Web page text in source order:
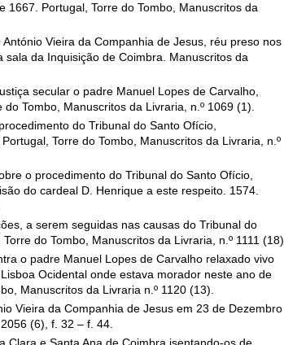
Portugal, Torre do Tombo, Manuscritos da
Vieira da Companhia de Jesus, réu preso nos
da Inquisição de Coimbra. Manuscritos da
secular o padre Manuel Lopes de Carvalho,
Tombo, Manuscritos da Livraria, n.º 1069 (1).
do Tribunal do Santo Ofício,
Torre do Tombo, Manuscritos da Livraria, n.º
o procedimento do Tribunal do Santo Ofício,
do cardeal D. Henrique a este respeito. 1574.
a serem seguidas nas causas do Tribunal do
do Tombo, Manuscritos da Livraria, n.º 1111 (18).
o padre Manuel Lopes de Carvalho relaxado vivo
Ocidental onde estava morador neste ano de
Manuscritos da Livraria n.º 1120 (13).
Vieira da Companhia de Jesus em 23 de Dezembro
(6), f. 32 – f. 44.